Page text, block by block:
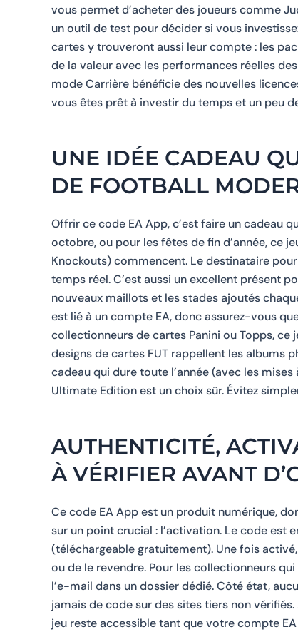
vous permet d’acheter des joueurs comme
un outil de test pour décider si vous
cartes y trouveront aussi leur compte : les
de la valeur avec les performances réelles
mode Carrière bénéficie des nouvelles
vous êtes prêt à investir du temps et un peu
UNE IDÉE CADEAU
DE FOOTBALL
Offrir ce code EA App, c’est faire un cadeau
octobre, ou pour les fêtes de fin d’année, ce
Knockouts) commencent. Le destinataire
temps réel. C’est aussi un excellent présent
nouveaux maillots et les stades ajoutés
est lié à un compte EA, donc assurez-vous
collectionneurs de cartes Panini ou Topps,
designs de cartes FUT rappellent les albums
cadeau qui dure toute l’année (avec les
Ultimate Edition est un choix sûr. Évitez
AUTHENTICITÉ,
À VÉRIFIER AVANT
Ce code EA App est un produit numérique,
sur un point crucial : l’activation. Le code est
(téléchargeable gratuitement). Une fois
ou de le revendre. Pour les collectionneurs
l’e-mail dans un dossier dédié. Côté état,
jamais de code sur des sites tiers non
jeu reste accessible tant que votre compte